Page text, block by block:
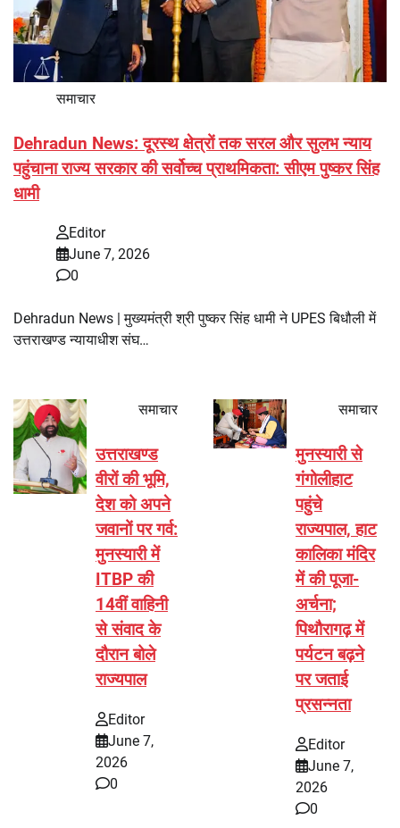
समाचार
Dehradun News: दूरस्थ क्षेत्रों तक सरल और सुलभ न्याय
पहुंचाना राज्य सरकार की सर्वोच्च प्राथमिकता: सीएम पुष्कर सिंह
धामी
Editor
June 7, 2026
0
Dehradun News | मुख्यमंत्री श्री पुष्कर सिंह धामी ने UPES बिधौली में
उत्तराखण्ड न्यायाधीश संघ…
समाचार
उत्तराखण्ड
वीरों की भूमि,
देश को अपने
जवानों पर गर्व:
मुनस्यारी में
ITBP की
14वीं वाहिनी
से संवाद के
दौरान बोले
राज्यपाल
Editor
June 7,
2026
0
समाचार
मुनस्यारी से
गंगोलीहाट
पहुंचे
राज्यपाल, हाट
कालिका मंदिर
में की पूजा-
अर्चना;
पिथौरागढ़ में
पर्यटन बढ़ने
पर जताई
प्रसन्नता
Editor
June 7,
2026
0